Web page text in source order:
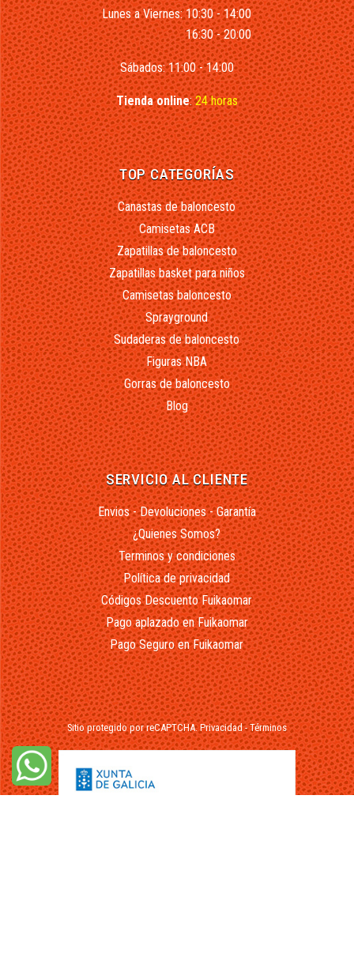
Lunes a Viernes: 10:30 - 14:00
16:30 - 20:00
Sábados: 11:00 - 14:00
Tienda online:24 horas
TOP CATEGORÍAS
Canastas de baloncesto
Camisetas ACB
Zapatillas de baloncesto
Zapatillas basket para niños
Camisetas baloncesto
Sprayground
Sudaderas de baloncesto
Figuras NBA
Gorras de baloncesto
Blog
SERVICIO AL CLIENTE
Envios - Devoluciones - Garantía
¿Quienes Somos?
Terminos y condiciones
Política de privacidad
Códigos Descuento Fuikaomar
Pago aplazado en Fuikaomar
Pago Seguro en Fuikaomar
Sitio protegido por reCAPTCHA.Privacidad-Términos